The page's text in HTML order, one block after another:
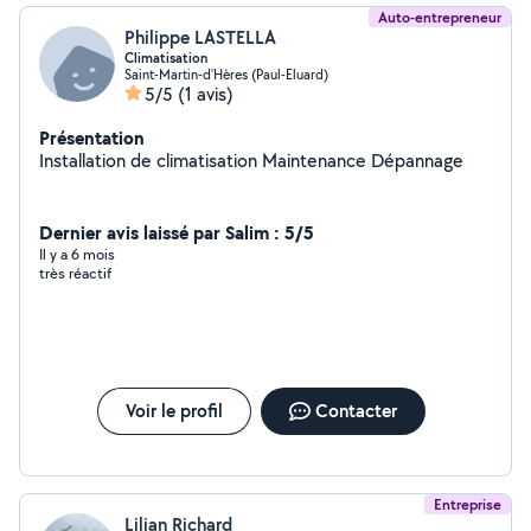
Auto-entrepreneur
Philippe LASTELLA
Climatisation
Saint-Martin-d'Hères (Paul-Eluard)
5/5 (1 avis)
Présentation
Installation de climatisation Maintenance Dépannage
Dernier avis laissé par Salim : 5/5
Il y a 6 mois
très réactif
Voir le profil Contacter
Entreprise
Lilian Richard